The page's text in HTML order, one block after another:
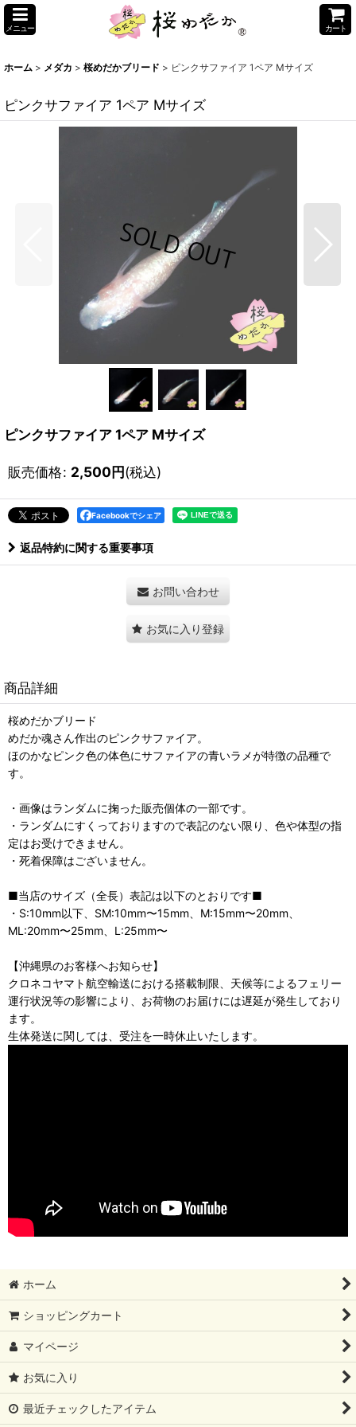
メニュー カート
ホーム > メダカ > 桜めだかブリード > ピンクサファイア 1ペア Mサイズ
ピンクサファイア 1ペア Mサイズ
ピンクサファイア 1ペア Mサイズ
販売価格: 2,500円(税込)
Facebookでシェア
返品特約に関する重要事項
お問い合わせ
お気に入り登録
商品詳細
桜めだかブリード
めだか魂さん作出のピンクサファイア。
ほのかなピンク色の体色にサファイアの青いラメが特徴の品種で
す。
・画像はランダムに掬った販売個体の一部です。
・ランダムにすくっておりますので表記のない限り、色や体型の指
定はお受けできません。
・死着保障はございません。
■当店のサイズ（全長）表記は以下のとおりです■
・S:10mm以下、SM:10mm〜15mm、M:15mm〜20mm、
ML:20mm〜25mm、L:25mm〜
【沖縄県のお客様へお知らせ】
クロネコヤマト航空輸送における搭載制限、天候等によるフェリー
運行状況等の影響により、お荷物のお届けには遅延が発生しており
ます。
生体発送に関しては、受注を一時休止いたします。
ホーム
ショッピングカート
マイページ
お気に入り
最近チェックしたアイテム